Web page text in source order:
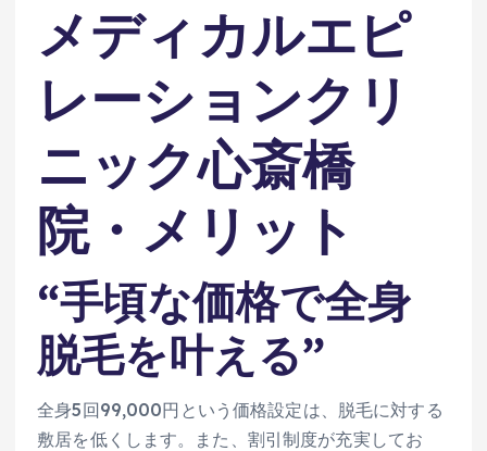
メディカルエピ
レーションクリ
ニック心斎橋
院・メリット
“手頃な価格で全身
脱毛を叶える”
全身5回99,000円という価格設定は、脱毛に対する
敷居を低くします。また、割引制度が充実してお